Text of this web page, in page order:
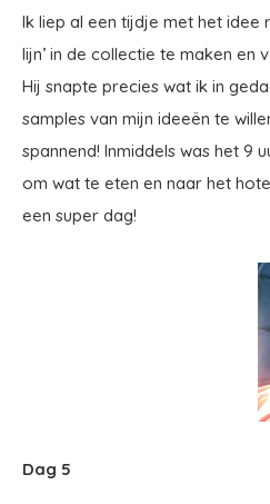
Ik liep al een tijdje met het idee
lijn’ in de collectie te maken en
Hij snapte precies wat ik in
samples van mijn ideeën te
spannend! Inmiddels was het 9
om wat te eten en naar het
een super dag!
Dag 5